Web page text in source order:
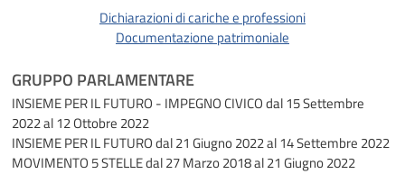
Dichiarazioni di cariche e professioni
Documentazione patrimoniale
GRUPPO PARLAMENTARE
INSIEME PER IL FUTURO - IMPEGNO CIVICOdal 15 Settembre
2022 al 12 Ottobre 2022
INSIEME PER IL FUTUROdal 21 Giugno 2022 al 14 Settembre 2022
MOVIMENTO 5 STELLEdal 27 Marzo 2018 al 21 Giugno 2022